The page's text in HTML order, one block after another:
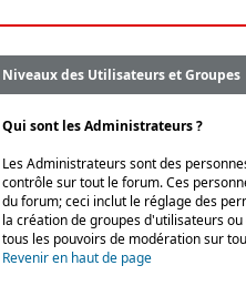
Niveaux des Utilisateurs et Groupes
Qui sont les Administrateurs ?
Les Administrateurs sont des
contrôle sur tout le forum. Ces
du forum; ceci inclut le réglage des
la création de groupes d'utilisateurs
tous les pouvoirs de modération sur
Revenir en haut de page